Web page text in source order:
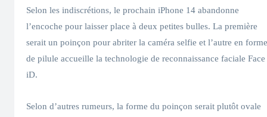
Selon les indiscrétions, le prochain iPhone 14 abandonne
l’encoche pour laisser place à deux petites bulles. La première
serait un poinçon pour abriter la caméra selfie et l’autre en forme
de pilule accueille la technologie de reconnaissance faciale Face
iD.
Selon d’autres rumeurs, la forme du poinçon serait plutôt ovale